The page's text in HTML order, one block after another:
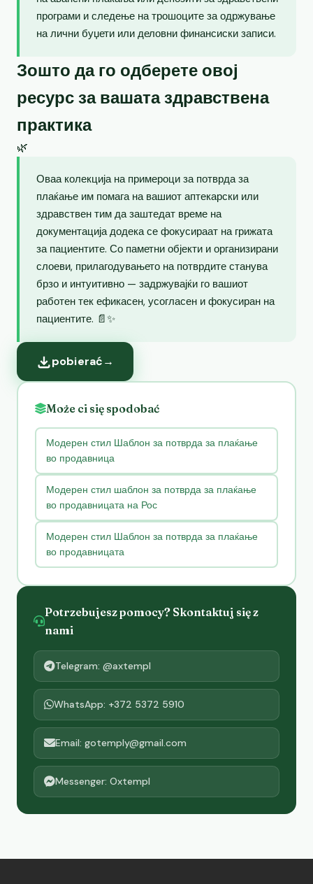
програми и следење на трошоците за одржување
на лични буџети или деловни финансиски записи.
Зошто да го одберете овој
ресурс за вашата здравствена
практика
🌿
Оваа колекција на примероци за потврда за
плаќање им помага на вашиот аптекарски или
здравствен тим да заштедат време на
документација додека се фокусираат на грижата
за пациентите. Со паметни објекти и организирани
слоеви, прилагодувањето на потврдите станува
брзо и интуитивно — задржувајќи го вашиот
работен тек ефикасен, усогласен и фокусиран на
пациентите. 📄✨
pobierać→
Może ci się spodobać
Модерен стил Шаблон за потврда за плаќање
во продавница
Модерен стил шаблон за потврда за плаќање
во продавницата на Рос
Модерен стил Шаблон за потврда за плаќање
во продавницата
Potrzebujesz pomocy? Skontaktuj się z
nami
Telegram: @axtempl
WhatsApp: +372 5372 5910
Email: gotemply@gmail.com
Messenger: Oxtempl